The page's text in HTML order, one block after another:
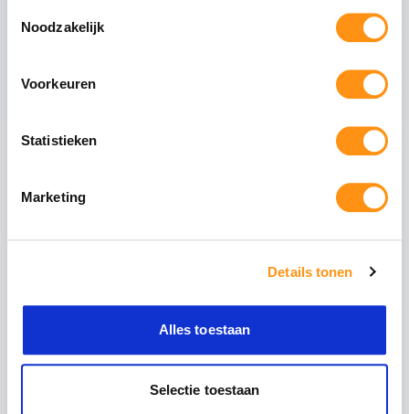
Noodzakelijk
Voorkeuren
Statistieken
Marketing
Details tonen
Alles toestaan
Selectie toestaan
-rail systeem
Max. paneel gewicht
80 kg per paneel
ondergaat een speciaal thermisch proces waarbij
het glas wordt verhit tot circa 620°C en
permanente drukspanning in het oppervlak,
Bij breuk in kleine stompe stukjes valt
Voldoet aan EN 12150-1 norm